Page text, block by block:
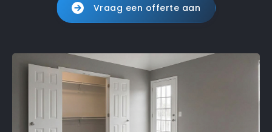
Vraag een offerte aan